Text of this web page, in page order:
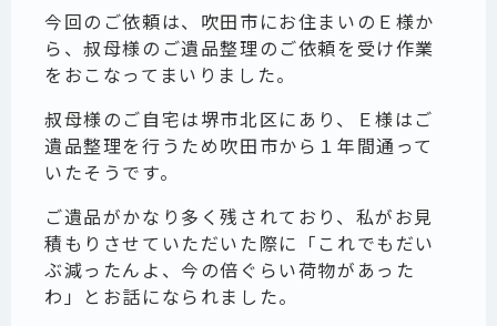
今回のご依頼は、吹田市にお住まいのＥ様か
ら、叔母様のご遺品整理のご依頼を受け作業
をおこなってまいりました。
叔母様のご自宅は堺市北区にあり、Ｅ様はご
遺品整理を行うため吹田市から１年間通って
いたそうです。
ご遺品がかなり多く残されており、私がお見
積もりさせていただいた際に「これでもだい
ぶ減ったんよ、今の倍ぐらい荷物があった
わ」とお話になられました。